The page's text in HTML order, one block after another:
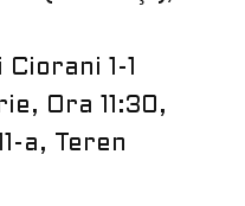
1-1
Ora 11:30,
a, Teren